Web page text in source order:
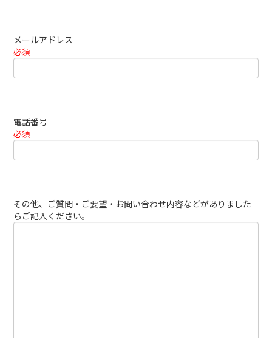
メールアドレス
必須
電話番号
必須
その他、ご質問・ご要望・お問い合わせ内容などがありました
らご記入ください。